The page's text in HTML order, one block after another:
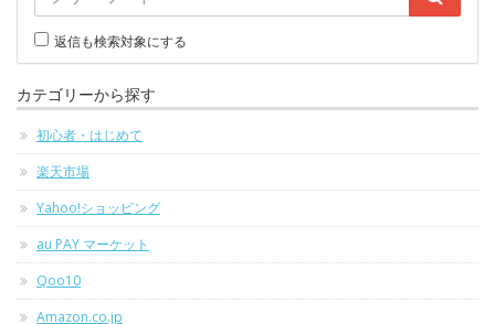
返信も検索対象にする
カテゴリーから探す
初心者・はじめて
楽天市場
Yahoo!ショッピング
au PAY マーケット
Qoo10
Amazon.co.jp